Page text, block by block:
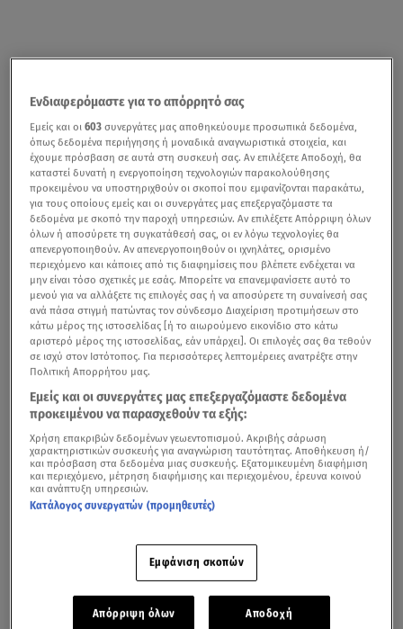
Ενδιαφερόμαστε για το απόρρητό σας
Εμείς και οι603 συνεργάτες μας αποθηκεύουμε προσωπικά δεδομένα,
όπως δεδομένα περιήγησης ή μοναδικά αναγνωριστικά στοιχεία, και
έχουμε πρόσβαση σε αυτά στη συσκευή σας. Αν επιλέξετε Αποδοχή, θα
καταστεί δυνατή η ενεργοποίηση τεχνολογιών παρακολούθησης
προκειμένου να υποστηριχθούν οι σκοποί που εμφανίζονται παρακάτω,
για τους οποίους εμείς και οι συνεργάτες μας επεξεργαζόμαστε τα
δεδομένα με σκοπό την παροχή υπηρεσιών. Αν επιλέξετε Απόρριψη όλων
όλων ή αποσύρετε τη συγκατάθεσή σας, οι εν λόγω τεχνολογίες θα
απενεργοποιηθούν. Αν απενεργοποιηθούν οι ιχνηλάτες, ορισμένο
περιεχόμενο και κάποιες από τις διαφημίσεις που βλέπετε ενδέχεται να
μην είναι τόσο σχετικές με εσάς. Μπορείτε να επανεμφανίσετε αυτό το
μενού για να αλλάξετε τις επιλογές σας ή να αποσύρετε τη συναίνεσή σας
ανά πάσα στιγμή πατώντας τον σύνδεσμο Διαχείριση προτιμήσεων στο
κάτω μέρος της ιστοσελίδας [ή το αιωρούμενο εικονίδιο στο κάτω
αριστερό μέρος της ιστοσελίδας, εάν υπάρχει]. Οι επιλογές σας θα τεθούν
σε ισχύ στον Ιστότοπος. Για περισσότερες λεπτομέρειες ανατρέξτε στην
Πολιτική Απορρήτου μας.
Εμείς και οι συνεργάτες μας επεξεργαζόμαστε δεδομένα
προκειμένου να παρασχεθούν τα εξής:
Χρήση επακριβών δεδομένων γεωεντοπισμού. Ακριβής σάρωση
χαρακτηριστικών συσκευής για αναγνώριση ταυτότητας. Αποθήκευση ή/
και πρόσβαση στα δεδομένα μιας συσκευής. Εξατομικευμένη διαφήμιση
και περιεχόμενο, μέτρηση διαφήμισης και περιεχομένου, έρευνα κοινού
και ανάπτυξη υπηρεσιών.
Κατάλογος συνεργατών (προμηθευτές)
Εμφάνιση σκοπών
Απόρριψη όλων Αποδοχή